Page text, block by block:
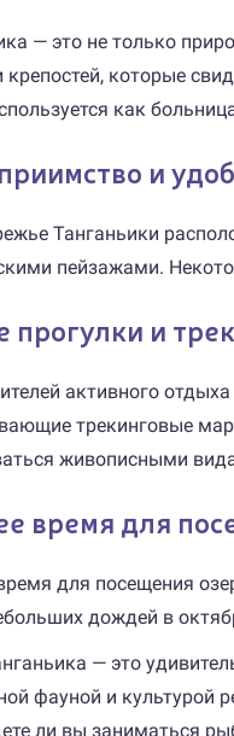
— это не только
крепостей, которые
как
и
Танганьики
пейзажами.
прогулки и
активного
трекинговые
живописными
время для
для посещения
дождей в
— это
фауной и культурой
ли вы заниматься